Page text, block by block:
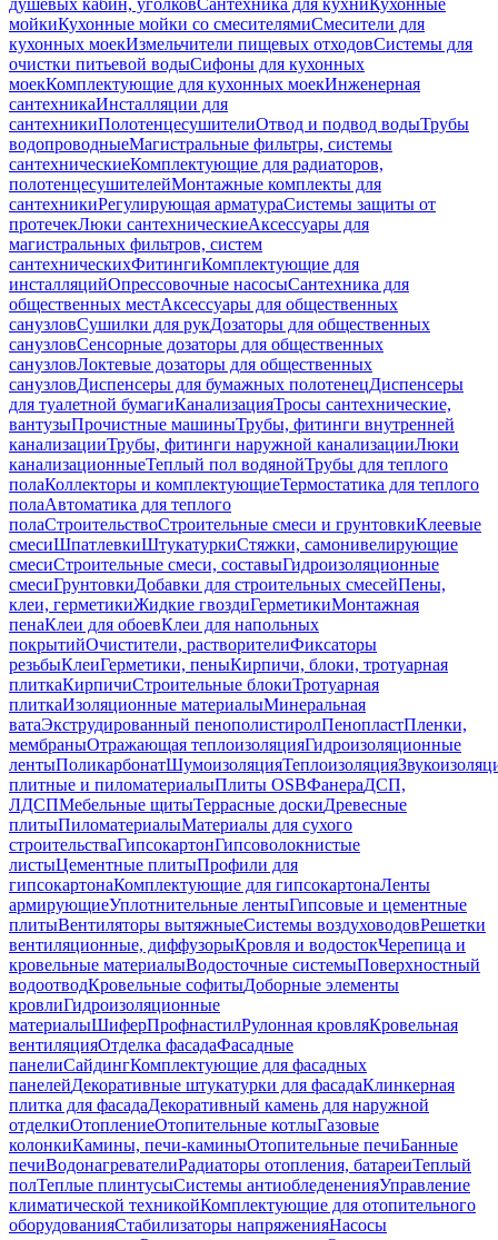
душевых кабин, уголковСантехника для кухниКухонные
мойкиКухонные мойки со смесителямиСмесители для
кухонных моекИзмельчители пищевых отходовСистемы для
очистки питьевой водыСифоны для кухонных
моекКомплектующие для кухонных моекИнженерная
сантехникаИнсталляции для
сантехникиПолотенцесушителиОтвод и подвод водыТрубы
водопроводныеМагистральные фильтры, системы
сантехническиеКомплектующие для радиаторов,
полотенцесушителейМонтажные комплекты для
сантехникиРегулирующая арматураСистемы защиты от
протечекЛюки сантехническиеАксессуары для
магистральных фильтров, систем
сантехническихФитингиКомплектующие для
инсталляцийОпрессовочные насосыСантехника для
общественных местАксессуары для общественных
санузловСушилки для рукДозаторы для общественных
санузловСенсорные дозаторы для общественных
санузловЛоктевые дозаторы для общественных
санузловДиспенсеры для бумажных полотенецДиспенсеры
для туалетной бумагиКанализацияТросы сантехнические,
вантузыПрочистные машиныТрубы, фитинги внутренней
канализацииТрубы, фитинги наружной канализацииЛюки
канализационныеТеплый пол водянойТрубы для теплого
полаКоллекторы и комплектующиеТермостатика для теплого
полаАвтоматика для теплого
полаСтроительствоСтроительные смеси и грунтовкиКлеевые
смесиШпатлевкиШтукатуркиСтяжки, самонивелирующие
смесиСтроительные смеси, составыГидроизоляционные
смесиГрунтовкиДобавки для строительных смесейПены,
клеи, герметикиЖидкие гвоздиГерметикиМонтажная
пенаКлеи для обоевКлеи для напольных
покрытийОчистители, растворителиФиксаторы
резьбыКлеиГерметики, пеныКирпичи, блоки, тротуарная
плиткаКирпичиСтроительные блокиТротуарная
плиткаИзоляционные материалыМинеральная
ватаЭкструдированный пенополистиролПенопластПленки,
мембраныОтражающая теплоизоляцияГидроизоляционные
лентыПоликарбонатШумоизоляцияТеплоизоляция
плитные и пиломатериалыПлиты OSBФанераДСП,
ЛДСПМебельные щитыТеррасные доскиДревесные
плитыПиломатериалыМатериалы для сухого
строительстваГипсокартонГипсоволокнистые
листыЦементные плитыПрофили для
гипсокартонаКомплектующие для гипсокартонаЛенты
армирующиеУплотнительные лентыГипсовые и цементные
плитыВентиляторы вытяжныеСистемы воздуховодовРешетки
вентиляционные, диффузорыКровля и водостокЧерепица и
кровельные материалыВодосточные системыПоверхностный
водоотводКровельные софитыДоборные элементы
кровлиГидроизоляционные
материалыШиферПрофнастилРулонная кровляКровельная
вентиляцияОтделка фасадаФасадные
панелиСайдингКомплектующие для фасадных
панелейДекоративные штукатурки для фасадаКлинкерная
плитка для фасадаДекоративный камень для наружной
отделкиОтоплениеОтопительные котлыГазовые
колонкиКамины, печи-каминыОтопительные печиБанные
печиВодонагревателиРадиаторы отопления, батареиТеплый
полТеплые плинтусыСистемы антиобледененияУправление
климатической техникойКомплектующие для отопительного
оборудованияСтабилизаторы напряженияНасосы